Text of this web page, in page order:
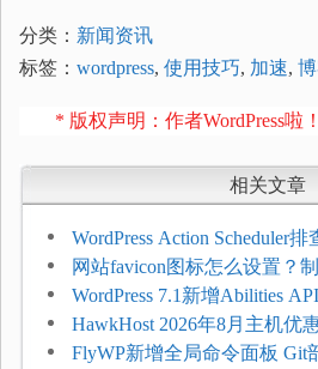
分类： 新闻资讯
标签： wordpress, 使用技巧, 加速,
* 版权声明：作者WordPress啦
相关文章
WordPress Action Scheduler
压和订单延迟
网站favicon图标怎么设置？
加方法
WordPress 7.1新增Abilities
持REST API、MCP与AI代理
HawkHost 2026年8月主机优
$2.61/月，高性能主机同步折
FlyWP新增全局命令面板 Git